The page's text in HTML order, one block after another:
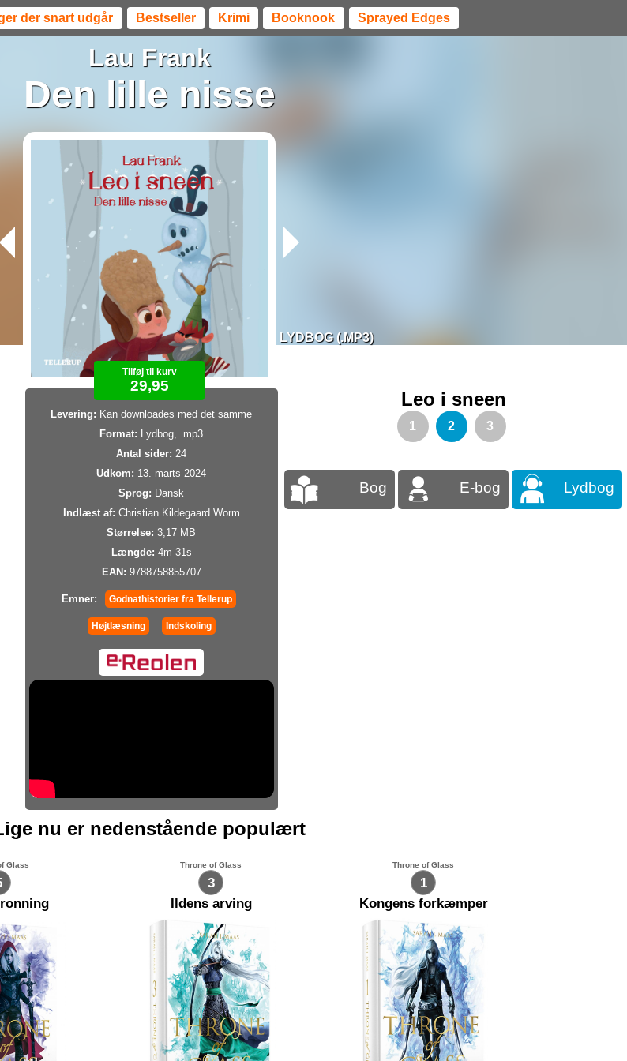
der snart udgår Bestseller Krimi Booknook Sprayed Edges
Lau Frank
Den lille nisse
LYDBOG (.MP3)
Tilføj til kurv
29,95
Levering: Kan downloades med det samme
Format: Lydbog, .mp3
Antal sider: 24
Udkom: 13. marts 2024
Sprog: Dansk
Indlæst af: Christian Kildegaard Worm
Størrelse: 3,17 MB
Længde: 4m 31s
EAN: 9788758855707
Emner: Godnathistorier fra Tellerup
Højtlæsning Indskoling
Leo i sneen
1 2 3
Bog E-bog Lydbog
nu er nedenstående populært
Glass
3
Throne of Glass
Ildens arving
1
Throne of Glass
Kongens forkæmper